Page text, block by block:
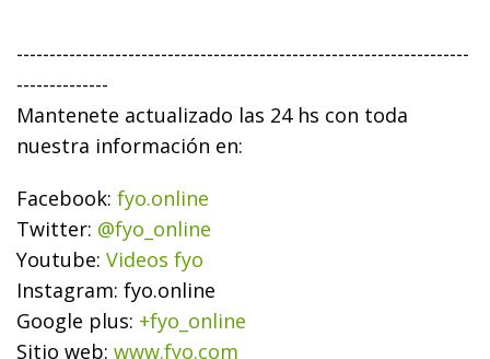
---------------------------------------------------------------------
--------------
Mantenete actualizado las 24 hs con toda
nuestra información en:
Facebook: fyo.online
Twitter: @fyo_online
Youtube: Videos fyo
Instagram: fyo.online
Google plus: +fyo_online
Sitio web: www.fyo.com